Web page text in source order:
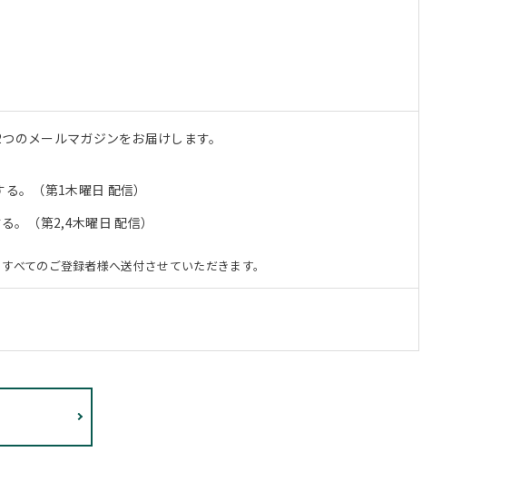
のメールマガジンをお届けします。
。（第1木曜日 配信）
。（第2,4木曜日 配信）
てのご登録者様へ送付させていただきます。